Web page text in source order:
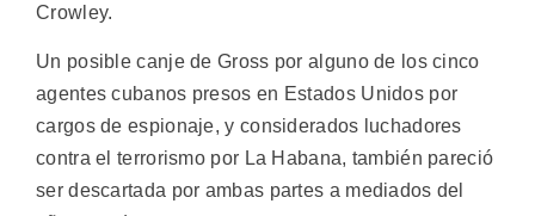
Crowley.
Un posible canje de Gross por alguno de los cinco
agentes cubanos presos en Estados Unidos por
cargos de espionaje, y considerados luchadores
contra el terrorismo por La Habana, también pareció
ser descartada por ambas partes a mediados del